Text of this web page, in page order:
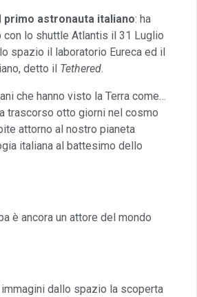
primo astronauta italiano: ha
lo shuttle Atlantis il 31 Luglio
spazio il laboratorio Eureca ed il
detto il Tethered.
che hanno visto la Terra come…
trascorso otto giorni nel cosmo
attorno al nostro pianeta
italiana al battesimo dello
è ancora un attore del mondo
immagini dallo spazio la scoperta